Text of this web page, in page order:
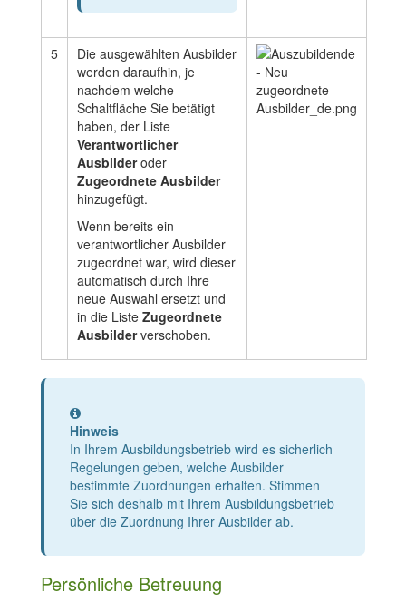
5
Die ausgewählten Ausbilder
werden daraufhin, je
nachdem welche
Schaltfläche Sie betätigt
haben, der Liste
Verantwortlicher
Ausbilderoder
Zugeordnete Ausbilder
hinzugefügt.
Wenn bereits ein
verantwortlicher Ausbilder
zugeordnet war, wird dieser
automatisch durch Ihre
neue Auswahl ersetzt und
in die Liste Zugeordnete
Ausbilderverschoben.
Information
Hinweis
In Ihrem Ausbildungsbetrieb wird es sicherlich
Regelungen geben, welche Ausbilder
bestimmte Zuordnungen erhalten. Stimmen
Sie sich deshalb mit Ihrem Ausbildungsbetrieb
über die Zuordnung Ihrer Ausbilder ab.
Persönliche Betreuung